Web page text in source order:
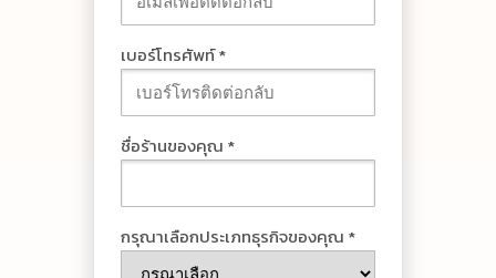
เบอร์โทรศัพท์ *
ชื่อร้านของคุณ *
กรุณาเลือกประเภทธุรกิจของคุณ *